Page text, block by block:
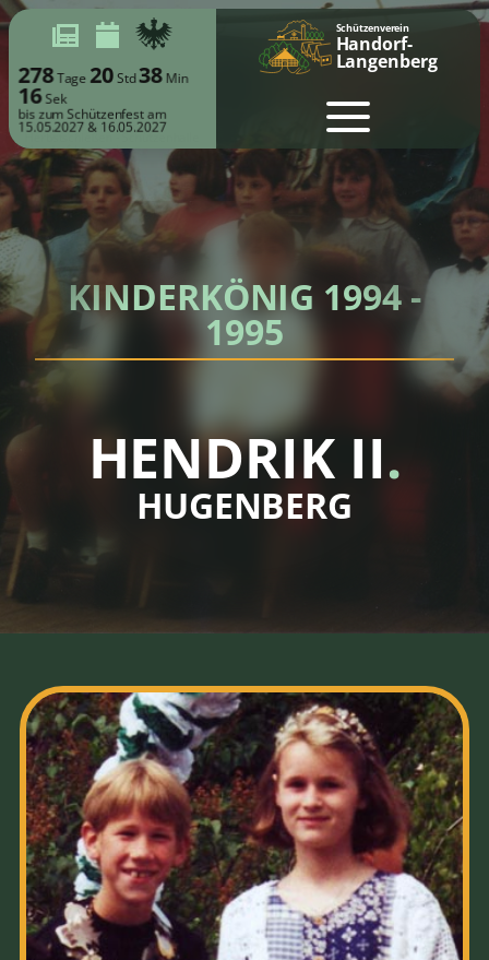
Schützenverein
Handorf-
Langenberg
278Tage 20Std38Min
16Sek
bis zum Schützenfest am
15.05.2027 & 16.05.2027
KINDERKÖNIG 1994 -
1995
HENDRIK II.
HUGENBERG